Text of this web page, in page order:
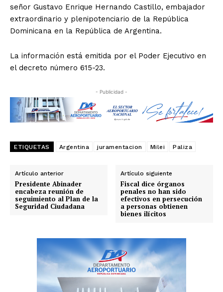
señor Gustavo Enrique Hernando Castillo, embajador
extraordinario y plenipotenciario de la República
Dominicana en la República de Argentina.
La información está emitida por el Poder Ejecutivo en
el decreto número 615-23.
- Publicidad -
ETIQUETAS Argentina juramentacion Milei Paliza
Artículo anterior
Presidente Abinader
encabeza reunión de
seguimiento al Plan de la
Seguridad Ciudadana
Artículo siguiente
Fiscal dice órganos
penales no han sido
efectivos en persecución
a personas obtienen
bienes ilícitos